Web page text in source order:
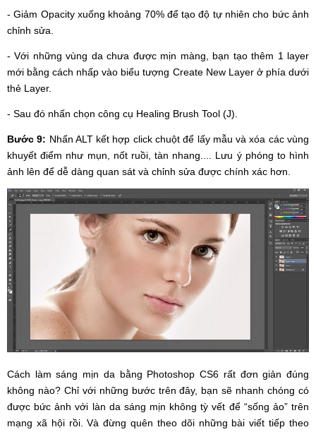
- Giảm Opacity xuống khoảng 70% để tạo độ tự nhiên cho bức ảnh
chỉnh sửa.
- Với những vùng da chưa được mịn màng, bạn tạo thêm 1 layer
mới bằng cách nhấp vào biểu tượng Create New Layer ở phía dưới
thẻ Layer.
- Sau đó nhấn chọn công cụ Healing Brush Tool (J).
Bước 9: Nhấn ALT kết hợp click chuột để lấy mẫu và xóa các vùng
khuyết điểm như mụn, nốt ruồi, tàn nhang.... Lưu ý phóng to hình
ảnh lên để dễ dàng quan sát và chỉnh sửa được chính xác hơn.
Cách làm sáng mịn da bằng Photoshop CS6 rất đơn giản đúng
không nào? Chỉ với những bước trên đây, bạn sẽ nhanh chóng có
được bức ảnh với làn da sáng mịn không tỳ vết để “sống ảo” trên
mạng xã hội rồi. Và đừng quên theo dõi những bài viết tiếp theo